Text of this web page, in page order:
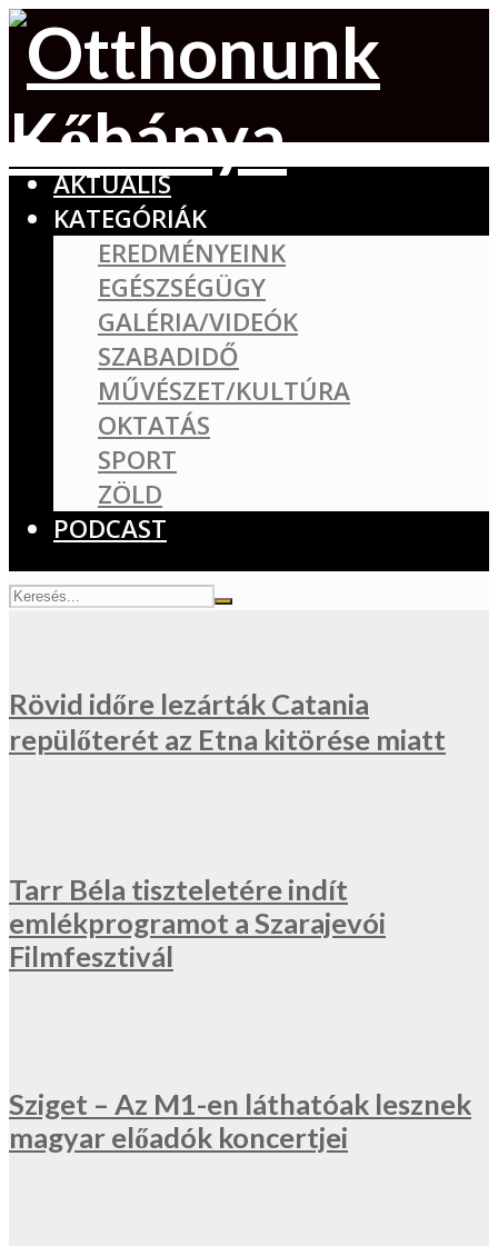
AKTUÁLIS
KATEGÓRIÁK
EREDMÉNYEINK
EGÉSZSÉGÜGY
GALÉRIA/VIDEÓK
SZABADIDŐ
MŰVÉSZET/KULTÚRA
OKTATÁS
SPORT
ZÖLD
PODCAST
Rövid időre lezárták Catania
repülőterét az Etna kitörése miatt
Tarr Béla tiszteletére indít
emlékprogramot a Szarajevói
Filmfesztivál
Sziget – Az M1-en láthatóak lesznek
magyar előadók koncertjei